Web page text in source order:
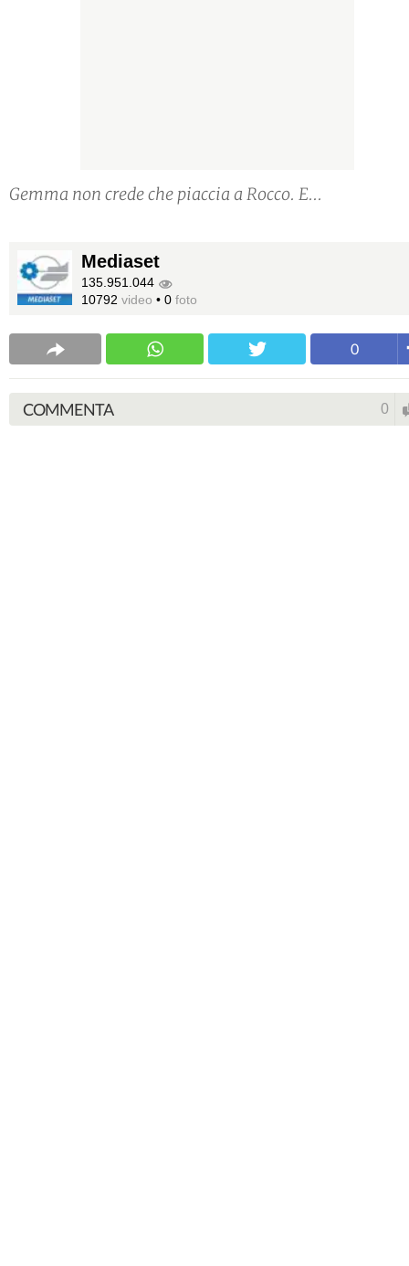
Gemma non crede che piaccia a Rocco. E...
Mediaset
135.951.044
10792 video • 0 foto
0
COMMENTA 0